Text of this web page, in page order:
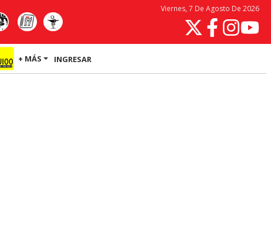
Viernes, 7 De Agosto De 2026
+ MÁS INGRESAR